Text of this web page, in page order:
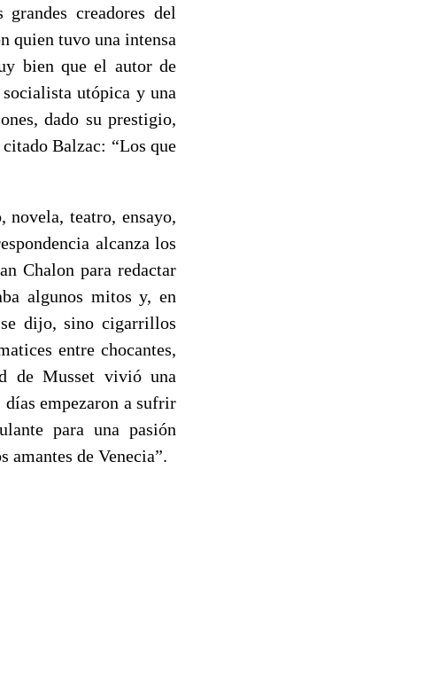
creadores del
quien tuvo una intensa
bien que el autor de
utópica y una
dado su prestigio,
Balzac: “Los que
novela, teatro, ensayo,
alcanza los
Chalon para redactar
algunos mitos y, en
dijo, sino cigarrillos
entre chocantes,
de Musset vivió una
empezaron a sufrir
para una pasión
de Venecia”.